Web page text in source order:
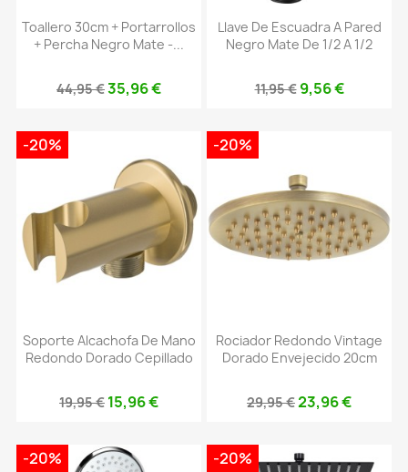
Toallero 30cm + Portarrollos
+ Percha Negro Mate -...
44,95 €35,96 €
Llave De Escuadra A Pared
Negro Mate De 1/2 A 1/2
11,95 € 9,56 €
Soporte Alcachofa De Mano
Redondo Dorado Cepillado
19,95 € 15,96 €
-20%
Rociador Redondo Vintage
Dorado Envejecido 20cm
29,95 €23,96 €
-20%
-20% -20%